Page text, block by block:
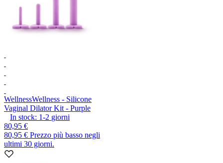
WellnessWellness - Silicone
Vaginal Dilator Kit - Purple
In stock: 1-2 giorni
80,95 €
80,95 € Prezzo più basso negli
ultimi 30 giorni.